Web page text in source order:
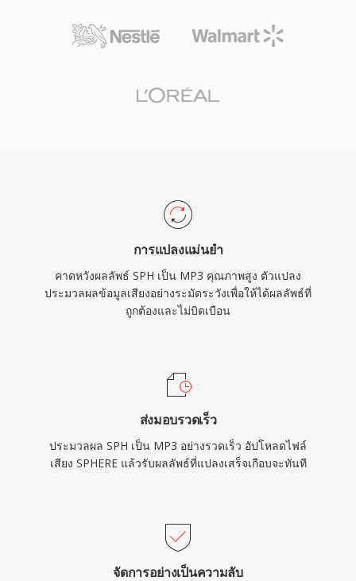
และเผยแพร่เพลงผ่านอินเทอร์เน็ตได้อย่างสะดวก
ปฏิบัติการ และอุปกรณ์พกพาแทบทุกชนิด
การแปลงแม่นยำ
คาดหวังผลลัพธ์ SPH เป็น MP3 คุณภาพสูง ตัวแปลง
ประมวลผลข้อมูลเสียงอย่างระมัดระวังเพื่อให้ได้ผลลัพธ์ที่
ถูกต้องและไม่บิดเบือน
ส่งมอบรวดเร็ว
ประมวลผล SPH เป็น MP3 อย่างรวดเร็ว อัปโหลดไฟล์
เสียง SPHERE แล้วรับผลลัพธ์ที่แปลงเสร็จเกือบจะทันที
จัดการอย่างเป็นความลับ